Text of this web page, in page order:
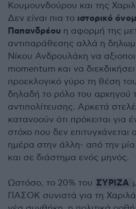
Κουμουνδούρου και της
Δεν είναι πια το ιστορικό
Παπανδρέου η αφορμή της
αντιπαράθεσης αλλά η
Νίκου Ανδρουλάκη να
momentum και να
προεκλογικό γύρο τη θέση
δηλαδή το ρόλο του αρχηγού
αντιπολίτευσης. Αρκετά
κατανοούν ότι πρόκειται για
στόχο που δεν επιτυγχάνεται
ημέρα στην άλλη- από την
και σε διάστημα ενός μηνός.
Ωστόσο, το 20% του ΣΥΡΙΖΑ
ΠΑΣΟΚ συνιστά για τη